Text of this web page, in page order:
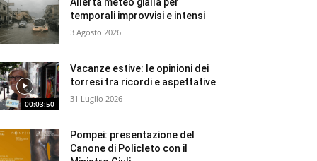
temporali improvvisi e intensi
3 Agosto 2026
00:03:50
Vacanze estive: le opinioni dei
torresi tra ricordi e aspettative
31 Luglio 2026
Pompei: presentazione del
Canone di Policleto con il